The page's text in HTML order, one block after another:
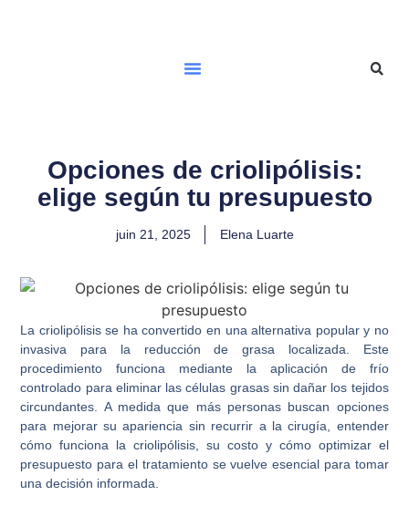
Opciones de criolipólisis:
elige según tu presupuesto
juin 21, 2025 Elena Luarte
La criolipólisis se ha convertido en una alternativa popular y no
invasiva para la reducción de grasa localizada. Este
procedimiento funciona mediante la aplicación de frío
controlado para eliminar las células grasas sin dañar los tejidos
circundantes. A medida que más personas buscan opciones
para mejorar su apariencia sin recurrir a la cirugía, entender
cómo funciona la criolipólisis, su costo y cómo optimizar el
presupuesto para el tratamiento se vuelve esencial para tomar
una decisión informada.